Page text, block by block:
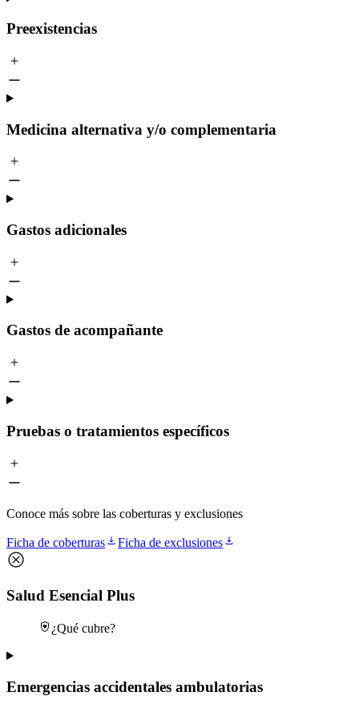
Preexistencias
Medicina alternativa y/o complementaria
Gastos adicionales
Gastos de acompañante
Pruebas o tratamientos específicos
Conoce más sobre las coberturas y exclusiones
Ficha de coberturas Ficha de exclusiones
Salud Esencial Plus
¿Qué cubre?
Emergencias accidentales ambulatorias